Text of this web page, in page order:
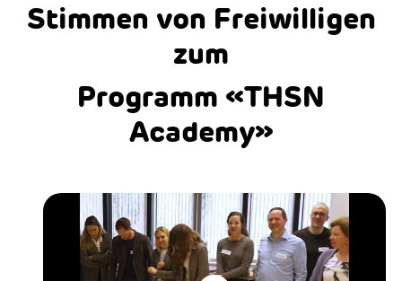
Stimmen von Freiwilligen
zum
Programm «THSN
Academy»